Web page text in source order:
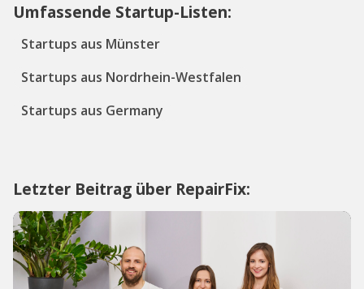
Umfassende Startup-Listen:
Startups aus Münster
Startups aus Nordrhein-Westfalen
Startups aus Germany
Letzter Beitrag über RepairFix: